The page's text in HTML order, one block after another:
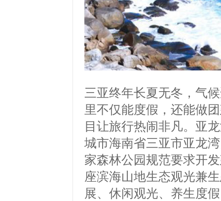
三亚终年长夏无冬，气
里不仅能度假，还能做
目让旅行热闹非凡。亚
城市海南省三亚市亚龙
家森林公园规范要求开
座滨海山地生态观光兼
展、休闲观光、养生度